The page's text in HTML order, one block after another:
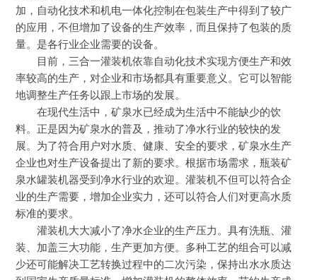
加，自动化技术和机电一体化控制在包装生产中得到了较广
的应用，不但增加了设备的生产效率，而且保持了包装的质
量。是各行业企业需要的设备。
目前，三合一灌装机依靠自动化技术实现方便生产和效
率较高的生产，对企业和市场都具有重要意义。它可以智能
地调整生产任务以跟上市场的发展。
在现代生活中，矿泉水已经成为生活中不能缺少的饮
料。正是因为矿泉水的普及，推动了净水行业的较快的发
展。为了符合用户对水质、健康、安全的要求，矿泉水生产
企业也对生产设备提出了新的要求。根据市场需求，瓶装矿
泉水罐装机器受到净水行业的欢迎。灌装机不但可以符合企
业的生产需要，增加企业实力，还可以符合人们对更高水质
标准的要求。
灌装机大大减小了净水企业的生产压力。具有洗瓶、灌
装、加盖三大功能，生产更加方便。多种工艺的组合可以减
少还可能解决工艺转换过程中的二次污染，保持出水水质达